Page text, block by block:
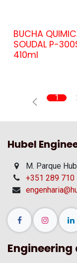
BUCHA
SOUDAL P-
410ml
1
Hubel
M. Parque
+351 289 710